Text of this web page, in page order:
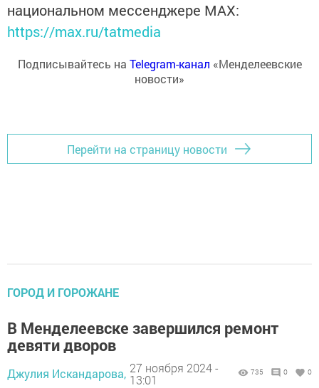
национальном мессенджере MАХ:
https://max.ru/tatmedia
Подписывайтесь на Telegram-канал «Менделеевские
новости»
Перейти на страницу новости
ГОРОД И ГОРОЖАНЕ
В Менделеевске завершился ремонт
девяти дворов
Джулия Искандарова, 27 ноября 2024 -
13:01
735 0 0